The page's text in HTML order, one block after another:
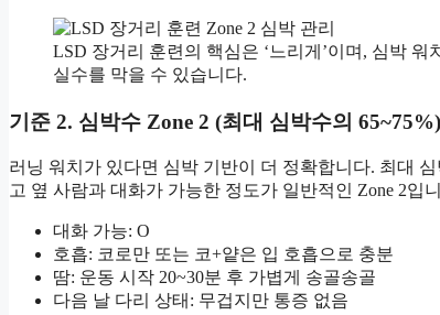
LSD 장거리 훈련의 핵심은 ‘느리게’이며, 심박
실수를 막을 수 있습니다.
기준 2. 심박수 Zone 2 (최대 심박수의 65~75%)
러닝 워치가 있다면 심박 기반이 더 정확합니다. 최대
고 옆 사람과 대화가 가능한 정도가 일반적인 Zone 2입
대화 가능: O
호흡: 코로만 또는 코+얕은 입 호흡으로 충분
땀: 운동 시작 20~30분 후 가볍게 송골송골
다음 날 다리 상태: 무겁지만 통증 없음